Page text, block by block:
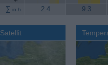
∑ in h 2.4 9.3
Satellit